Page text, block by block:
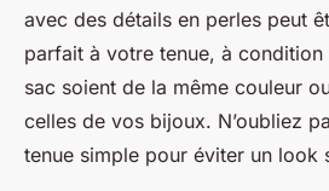
avec des détails en perles peut
parfait à votre tenue, à
sac soient de la même couleur
celles de vos bijoux. N’oubliez
tenue simple pour éviter un look